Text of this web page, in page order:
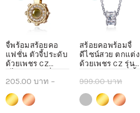
จี้พร้อมสร้อยคอ
แฟชั่น ตัวจี้ประดับ
ด้วยเพชร CZ
จิลเวลรี่ รุ่น MNC-
BN067 - จี้ห้อยคอ
จี้สร้อยคอ จี้สร้อย
205.00 บาท –
210.00 บาท
Select options
สร้อยคอพร้อมจี้
ดีไซน์สวย ตกแต่ง
ด้วยเพชร CZ รุ่น
ห้อยคอ จี้สร้อยคอ
จี้สร้อยคอแฟชั่น
999.00 บาท
189.00 บาท
Select options